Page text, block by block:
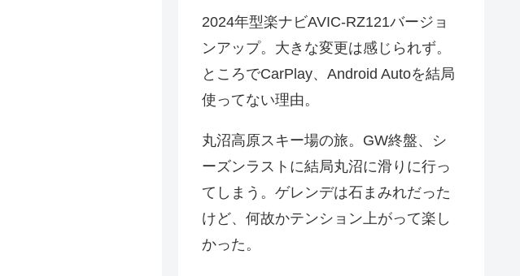
2024年型楽ナビAVIC-RZ121バージョ
ンアップ。大きな変更は感じられず。
ところでCarPlay、Android Autoを結局
使ってない理由。
丸沼高原スキー場の旅。GW終盤、シ
ーズンラストに結局丸沼に滑りに行っ
てしまう。ゲレンデは石まみれだった
けど、何故かテンション上がって楽し
かった。